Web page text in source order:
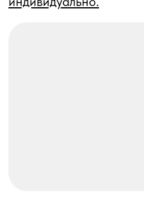
Запишитесь на